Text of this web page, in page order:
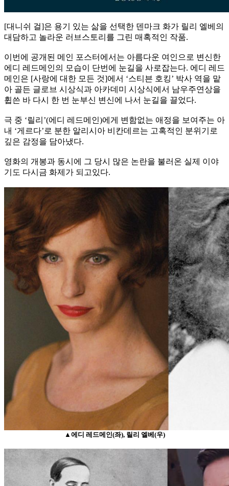
[대니쉬 걸]은 용기 있는 삶을 선택한 덴마크 화가 릴리 엘베의
대담하고 놀라운 러브스토리를 그린 매혹적인 작품.
이번에 공개된 메인 포스터에서는 아름다운 여인으로 변신한
에디 레드메인의 모습이 단번에 눈길을 사로잡는다. 에디 레드
메인은 [사랑에 대한 모든 것]에서 ‘스티븐 호킹’ 박사 역을 맡
아 골든 글로브 시상식과 아카데미 시상식에서 남우주연상을
휩쓴 바 다시 한 번 눈부신 변신에 나서 눈길을 끌었다.
극 중 ‘릴리’(에디 레드메인)에게 변함없는 애정을 보여주는 아
내 ‘게르다’로 분한 알리시아 비칸데르는 고혹적인 분위기로
깊은 감정을 담아냈다.
영화의 개봉과 동시에 그 당시 많은 논란을 불러온 실제 이야
기도 다시금 화제가 되고있다.
▲에디 레드메인(좌), 릴리 엘베(우)